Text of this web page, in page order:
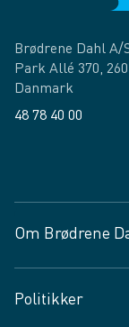
Brødrene Dahl A/
Park Allé 370,
Danmark
48 78 40 00
Om Brødrene
Vagttelefon 30 10
Politikker